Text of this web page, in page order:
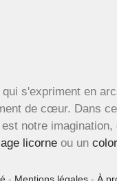
s'expriment en
de cœur. Dans
notre
licorne ou un
- Mentions légales - À